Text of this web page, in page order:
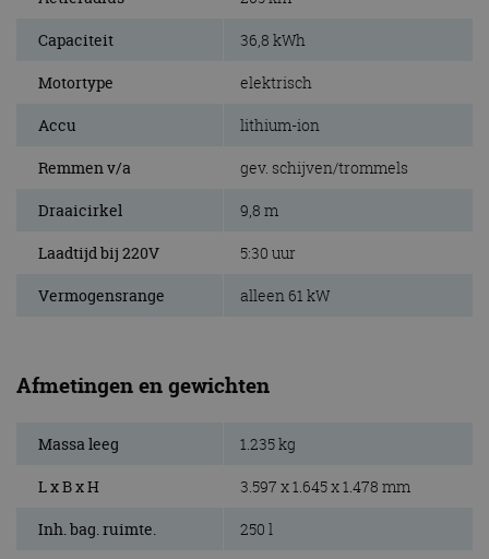
Capaciteit 36,8 kWh
Motortype elektrisch
Accu lithium-ion
Remmen v/a gev. schijven/trommels
Draaicirkel 9,8 m
Laadtijd bij 220V 5:30 uur
Vermogensrange alleen 61 kW
Afmetingen en gewichten
Massa leeg 1.235 kg
L x B x H 3.597 x 1.645 x 1.478 mm
Inh. bag. ruimte. 250 l